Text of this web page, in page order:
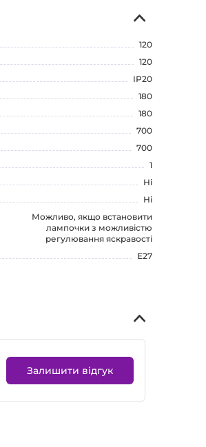
120
120
IP20
180
180
700
700
1
Ні
Ні
Можливо, якщо встановити
лампочки з можливістю
регулювання яскравості
E27
Залишити відгук